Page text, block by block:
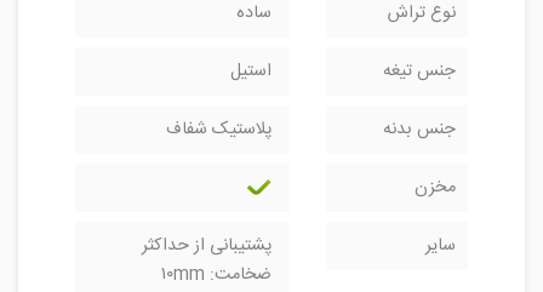
نوع تراش
ساده
جنس تیغه
استیل
جنس بدنه
پلاستیک شفاف
مخزن
سایر
پشتیبانی از حداکثر
ضخامت: ۱۰mm